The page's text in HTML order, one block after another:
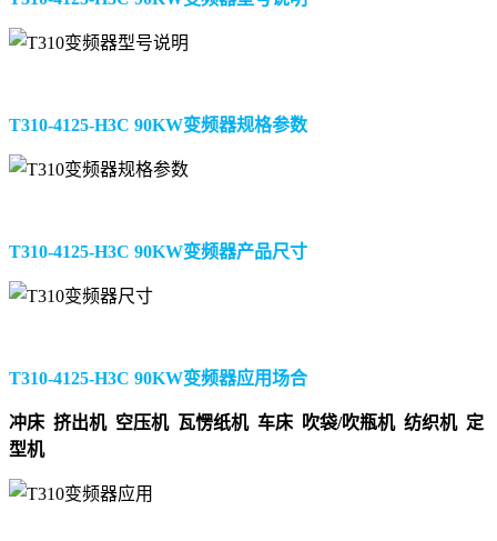
T310-4125-H3C 90KW变频器规格参数
T310-4125-H3C 90KW变频器产品尺寸
T310-4125-H3C 90KW变频器应用场合
冲床 挤出机 空压机 瓦愣纸机 车床 吹袋/吹瓶机 纺织机 定
型机